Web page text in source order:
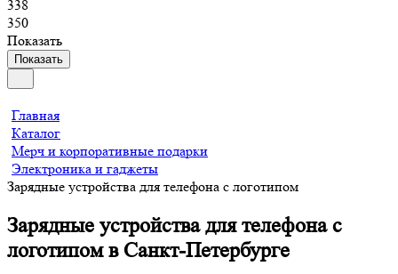
338
350
Показать
Показать
Главная
Каталог
Мерч и корпоративные подарки
Электроника и гаджеты
Зарядные устройства для телефона с логотипом
Зарядные устройства для телефона с
логотипом в Санкт-Петербурге